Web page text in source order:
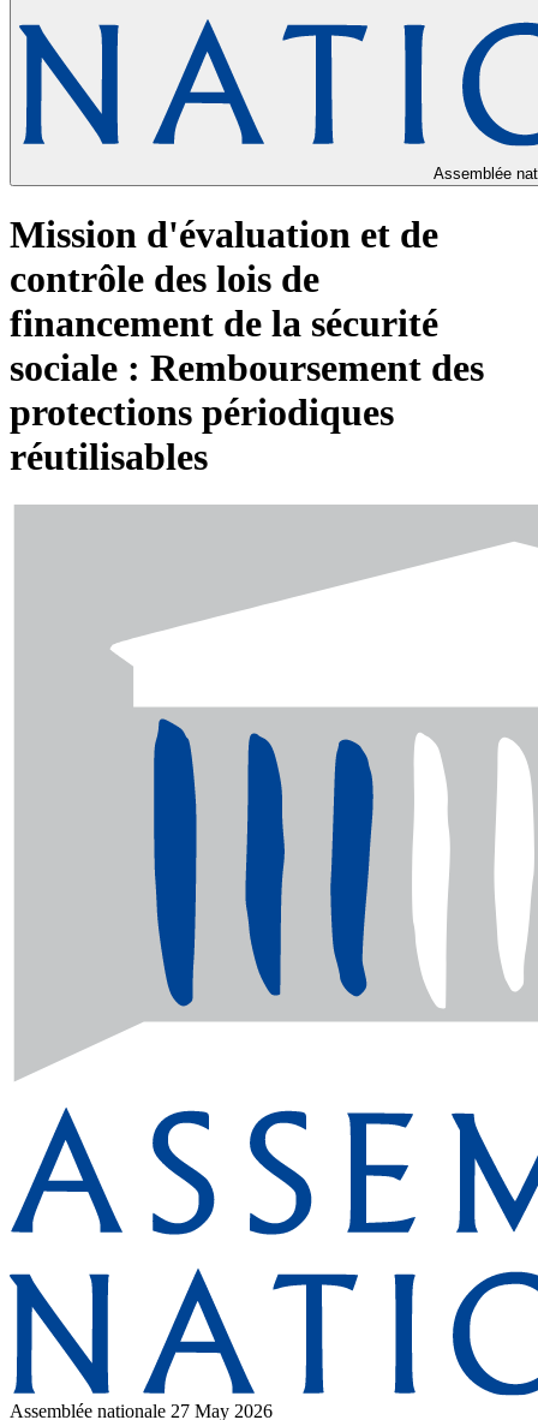
Assemblée
Mission d'évaluation et de
contrôle des lois de
financement de la sécurité
sociale : Remboursement des
protections périodiques
réutilisables
Assemblée nationale 27 May 2026